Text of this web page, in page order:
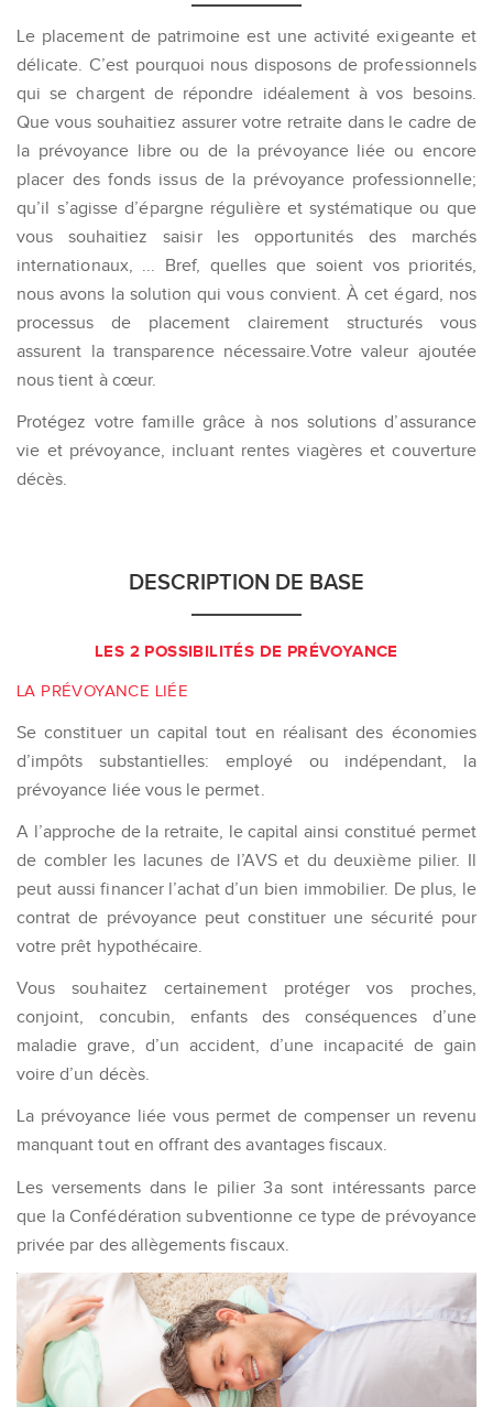
Le placement de patrimoine est une activité exigeante et
délicate. C’est pourquoi nous disposons de professionnels
qui se chargent de répondre idéalement à vos besoins.
Que vous souhaitiez assurer votre retraite dans le cadre de
la prévoyance libre ou de la prévoyance liée ou encore
placer des fonds issus de la prévoyance professionnelle;
qu’il s’agisse d’épargne régulière et systématique ou que
vous souhaitiez saisir les opportunités des marchés
internationaux, ... Bref, quelles que soient vos priorités,
nous avons la solution qui vous convient. À cet égard, nos
processus de placement clairement structurés vous
assurent la transparence nécessaire.Votre valeur ajoutée
nous tient à cœur.
Protégez votre famille grâce à nos solutions d’assurance
vie et prévoyance, incluant rentes viagères et couverture
décès.
DESCRIPTION DE BASE
LES 2 POSSIBILITÉS DE PRÉVOYANCE
LA PRÉVOYANCE LIÉE
Se constituer un capital tout en réalisant des économies
d’impôts substantielles: employé ou indépendant, la
prévoyance liée vous le permet.
A l’approche de la retraite, le capital ainsi constitué permet
de combler les lacunes de l’AVS et du deuxième pilier. Il
peut aussi financer l’achat d’un bien immobilier. De plus, le
contrat de prévoyance peut constituer une sécurité pour
votre prêt hypothécaire.
Vous souhaitez certainement protéger vos proches,
conjoint, concubin, enfants des conséquences d’une
maladie grave, d’un accident, d’une incapacité de gain
voire d’un décès.
La prévoyance liée vous permet de compenser un revenu
manquant tout en offrant des avantages fiscaux.
Les versements dans le pilier 3a sont intéressants parce
que la Confédération subventionne ce type de prévoyance
privée par des allègements fiscaux.